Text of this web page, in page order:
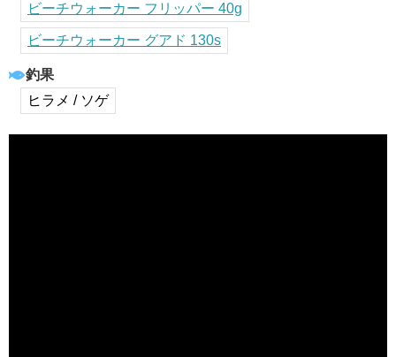
ビーチウォーカー フリッパー 40g
ビーチウォーカー グアド 130s
釣果
ヒラメ / ソゲ